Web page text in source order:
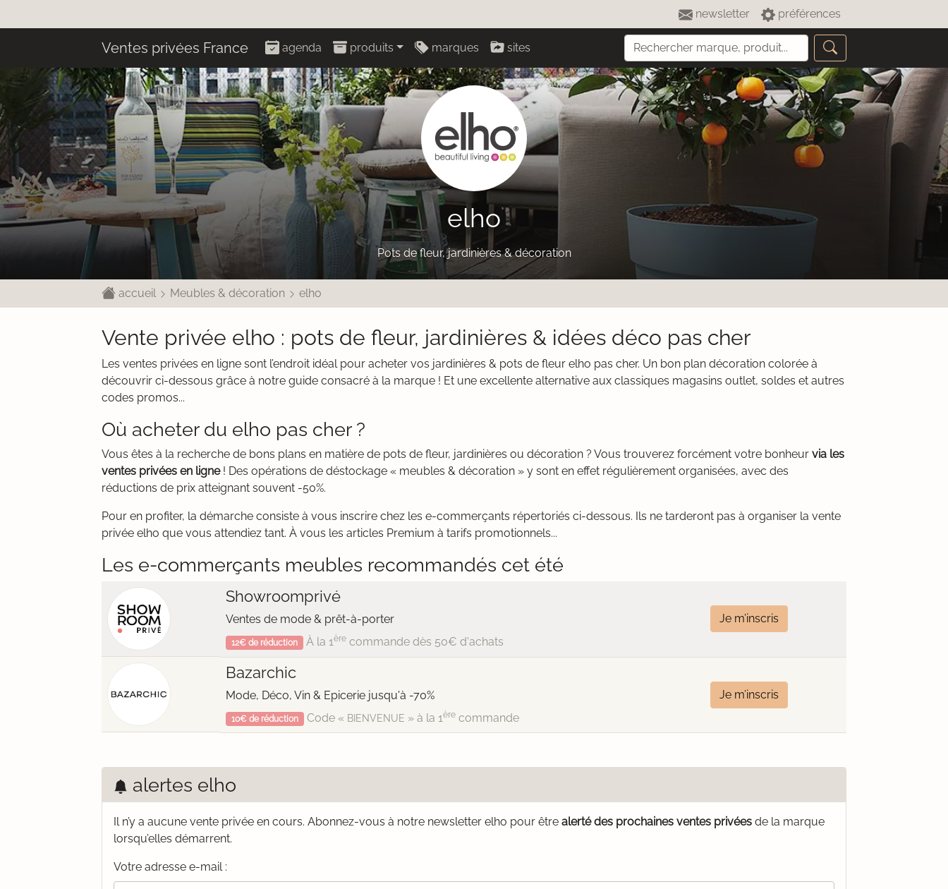
newsletter préférences
Ventes privées France agenda produits marques sites
elho
Pots de fleur, jardinières & décoration
accueil Meubles & décoration elho
Vente privée elho : pots de fleur, jardinières & idées déco pas cher
Les ventes privées en ligne sont l’endroit idéal pour acheter vos jardinières & pots de fleur elho pas cher. Un bon plan décoration colorée à
découvrir ci-dessous grâce à notre guide consacré à la marque ! Et une excellente alternative aux classiques magasins outlet, soldes et autres
codes promos...
Où acheter du elho pas cher ?
Vous êtes à la recherche de bons plans en matière de pots de fleur, jardinières ou décoration ? Vous trouverez forcément votre bonheur via les
ventes privées en ligne! Des opérations de déstockage « meubles & décoration » y sont en effet régulièrement organisées, avec des
réductions de prix atteignant souvent -50%.
Pour en profiter, la démarche consiste à vous inscrire chez les e-commerçants répertoriés ci-dessous. Ils ne tarderont pas à organiser la vente
privée elho que vous attendiez tant. À vous les articles Premium à tarifs promotionnels...
Les e-commerçants meubles recommandés cet été
Showroomprivé
Ventes de mode & prêt-à-porter
12€ de réduction À la 1èrecommande dès 50€ d'achats
Je m’inscris
Bazarchic
Mode, Déco, Vin & Epicerie jusqu'à -70%
10€ de réduction Code « BIENVENUE » à la 1èrecommande
Je m’inscris
alertes elho
Il n’y a aucune vente privée en cours. Abonnez-vous à notre newsletter elho pour être alerté des prochaines ventes privées de la marque
lorsqu’elles démarrent.
Votre adresse e-mail :